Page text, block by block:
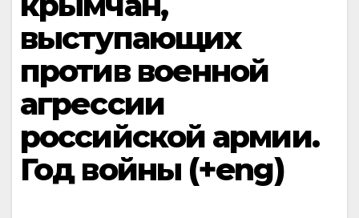
выступающих
против военной
агрессии
российской армии.
Год войны (+eng)